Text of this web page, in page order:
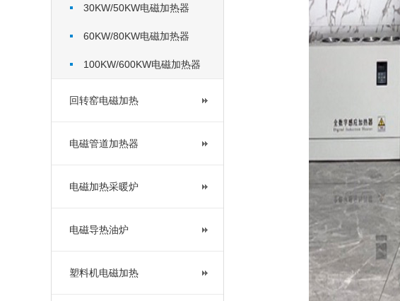
30KW/50KW电磁加热器
60KW/80KW电磁加热器
100KW/600KW电磁加热器
回转窑电磁加热
电磁管道加热器
电磁加热采暖炉
电磁导热油炉
塑料机电磁加热